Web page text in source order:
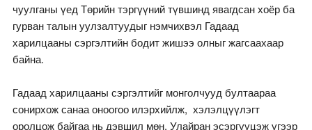
чуулганы үед Төрийн тэргүүний түвшинд явагдсан хоёр ба
гурван талын уулзалтуудыг нэмчихвэл Гадаад
харилцааны сэргэлтийн бодит жишээ олныг жагсаахаар
байна.
Гадаад харилцааны сэргэлтийг монголчууд бултаараа
сонирхож санаа оноогоо илэрхийлж, хэлэлцүүлэгт
оролцож байгаа нь дэвшил мөн. Улайран эсэргүүцэж үгээр